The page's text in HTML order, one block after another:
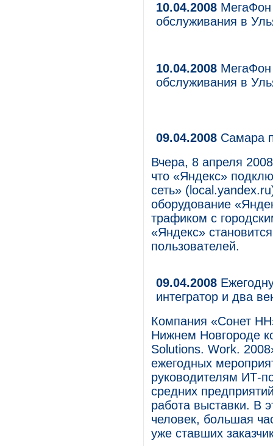
10.04.2008
обслуживания в
10.04.2008
обслуживания в
09.04.2008 Самара
Вчера, 8 апреля
что «Яндекс»
сеть»
оборудование
трафиком с
«Яндекс»
пользователей.
09.04.2008
интегратор и два
Компания «Сонет
Нижнем Новгороде
Solutions. Work.
ежегодных
руководителям ИТ-
средних
работа выставки. В
человек, большая
уже ставших